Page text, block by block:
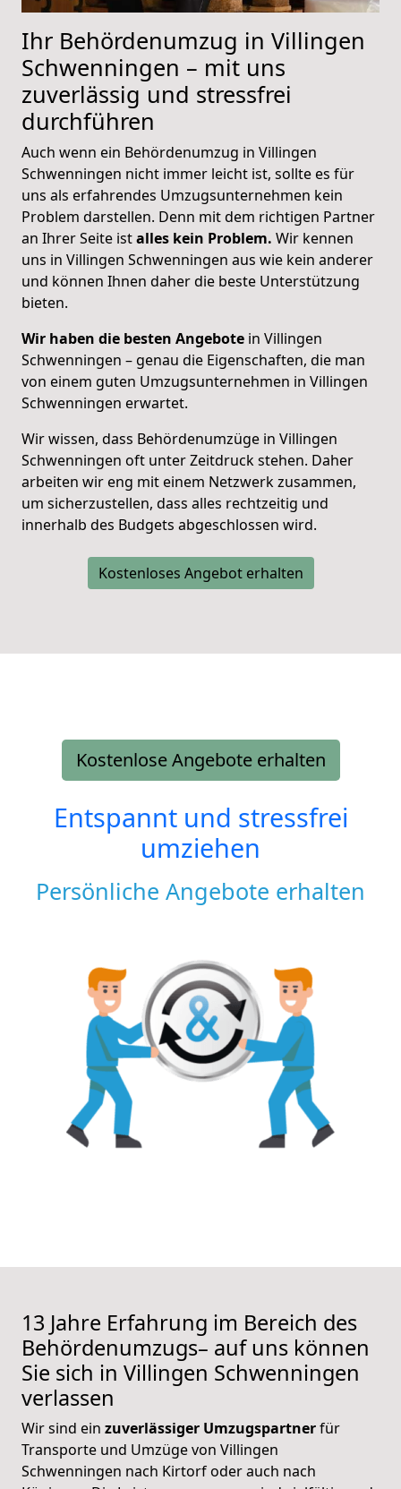
Ihr Behördenumzug in Villingen
Schwenningen – mit uns
zuverlässig und stressfrei
durchführen
Auch wenn ein Behördenumzug in Villingen
Schwenningen nicht immer leicht ist, sollte es für
uns als erfahrendes Umzugsunternehmen kein
Problem darstellen. Denn mit dem richtigen Partner
an Ihrer Seite istalles kein Problem. Wir kennen
uns in Villingen Schwenningen aus wie kein anderer
und können Ihnen daher die beste Unterstützung
bieten.
Wir haben die besten Angebote in Villingen
Schwenningen – genau die Eigenschaften, die man
von einem guten Umzugsunternehmen in Villingen
Schwenningen erwartet.
Wir wissen, dass Behördenumzüge in Villingen
Schwenningen oft unter Zeitdruck stehen. Daher
arbeiten wir eng mit einem Netzwerk zusammen,
um sicherzustellen, dass alles rechtzeitig und
innerhalb des Budgets abgeschlossen wird.
Kostenloses Angebot erhalten
Kostenlose Angebote erhalten
Entspannt und stressfrei
umziehen
Persönliche Angebote erhalten
13 Jahre Erfahrung im Bereich des
Behördenumzugs– auf uns können
Sie sich in Villingen Schwenningen
verlassen
Wir sind ein zuverlässiger Umzugspartnerfür
Transporte und Umzüge von Villingen
Schwenningen nach Kirtorf oder auch nach